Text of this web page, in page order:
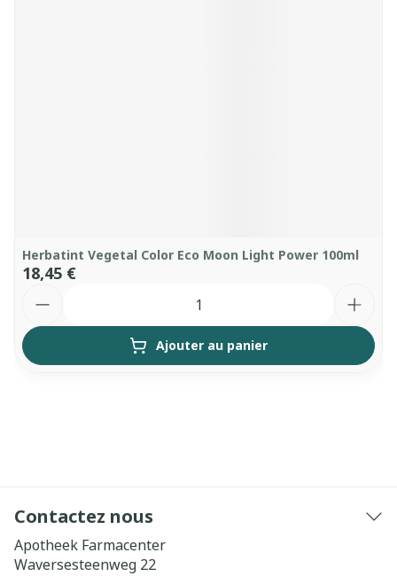
Herbatint Vegetal Color Eco Moon Light Power 100ml
18,45 €
Ajouter au panier
Contactez nous
Apotheek Farmacenter
Waversesteenweg 22